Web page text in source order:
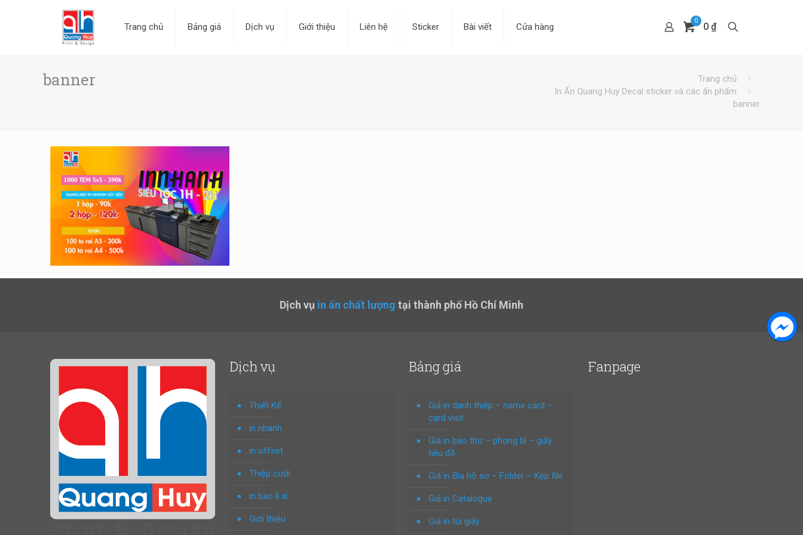
Trang chủ Bảng giá Dịch vụ Giới thiệu Liên hệ Sticker Bài viết Cửa hàng
0
0 ₫
banner
Trang chủ
In Ấn Quang Huy Decal sticker và các ấn phẩm
banner
Dịch vụ in ấn chất lượng tại thành phố Hồ Chí Minh
Dịch vụ
Thiết Kế
in nhanh
in offset
Thiệp cưới
in bao lì xì
Giới thiệu
Bảng giá
Giá in danh thiếp – name card –
card visit
Giá in bao thư – phong bì – giấy
tiêu đề
Giá in Bìa hồ sơ – Folder – Kẹp file
Giá in Catalogue
Giá in túi giấy
Fanpage